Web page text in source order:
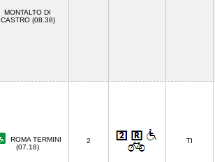
MONTALTO DI
CASTRO (08.38)
ROMA TERMINI
(07.18)
2 TI